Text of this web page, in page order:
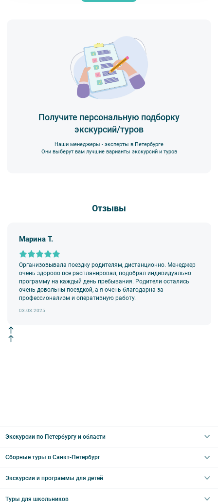
Получите персональную подборку
экскурсий/туров
Наши менеджеры - эксперты в Петербурге
Они выберут вам лучшие варианты экскурсий и туров
Отзывы
Марина Т.
Организовывала поездку родителям, дистанционно. Менеджер
очень здорово все распланировал, подобрал индивидуально
программу на каждый день пребывания. Родители остались
очень довольны поездкой, а я очень благодарна за
профессионализм и оперативную работу.
03.03.2025
Экскурсии по Петербургу и области
Интерьерные
Сборные туры в Санкт-Петербург
Туры в Санкт-Петербург на 2 дня
Экскурсии и программы для детей
Туры для школьников